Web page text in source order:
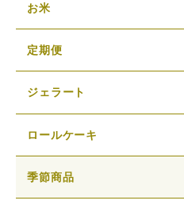
お米
定期便
ジェラート
ロールケーキ
季節商品